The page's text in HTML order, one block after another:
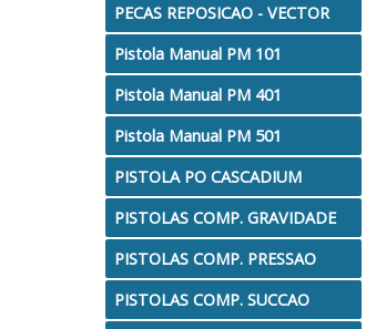
PECAS REPOSICAO - VECTOR
Pistola Manual PM 101
Pistola Manual PM 401
Pistola Manual PM 501
PISTOLA PO CASCADIUM
PISTOLAS COMP. GRAVIDADE
PISTOLAS COMP. PRESSAO
PISTOLAS COMP. SUCCAO